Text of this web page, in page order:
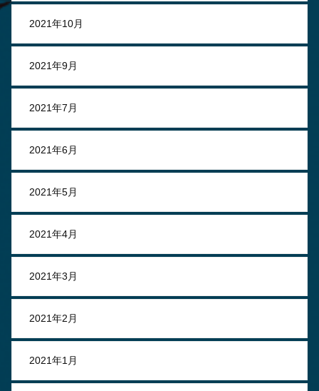
2021年10月
2021年9月
2021年7月
2021年6月
2021年5月
2021年4月
2021年3月
2021年2月
2021年1月